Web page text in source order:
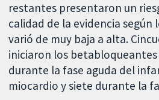
restantes presentaron un
calidad de la evidencia según
varió de muy baja a alta.
iniciaron los
durante la fase aguda del
miocardio y siete durante la